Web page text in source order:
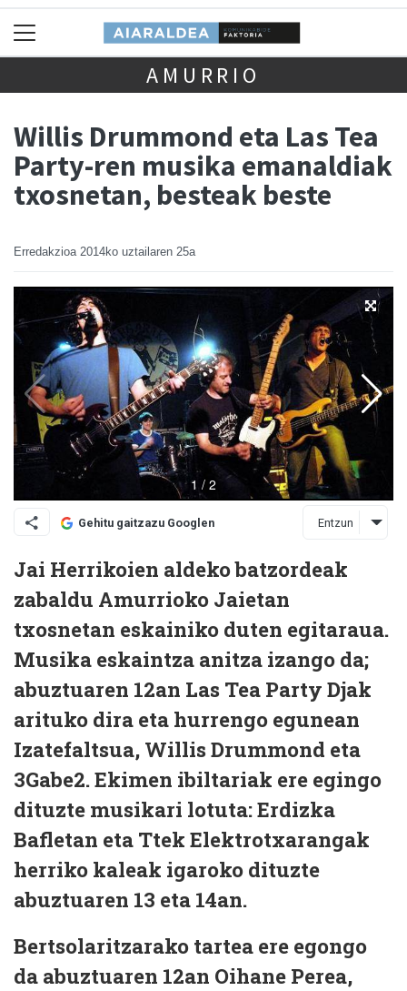
AMURRIO
Willis Drummond eta Las Tea
Party-ren musika emanaldiak
txosnetan, besteak beste
Erredakzioa 2014ko uztailaren 25a
Gehitu gaitzazu Googlen Entzun
Jai Herrikoien aldeko batzordeak
zabaldu Amurrioko Jaietan
txosnetan eskainiko duten egitaraua.
Musika eskaintza anitza izango da;
abuztuaren 12an Las Tea Party Djak
arituko dira eta hurrengo egunean
Izatefaltsua, Willis Drummond eta
3Gabe2. Ekimen ibiltariak ere egingo
dituzte musikari lotuta: Erdizka
Bafletan eta Ttek Elektrotxarangak
herriko kaleak igaroko dituzte
abuztuaren 13 eta 14an.
Bertsolaritzarako tartea ere egongo
da abuztuaren 12an Oihane Perea,